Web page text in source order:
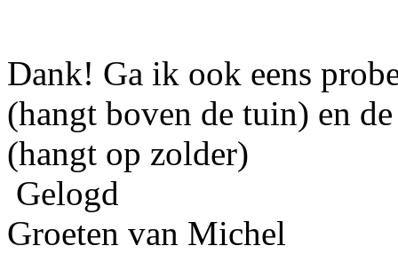
Dank! Ga ik ook eens
(hangt boven de tuin) en
(hangt op zolder)
Gelogd
Groeten van Michel